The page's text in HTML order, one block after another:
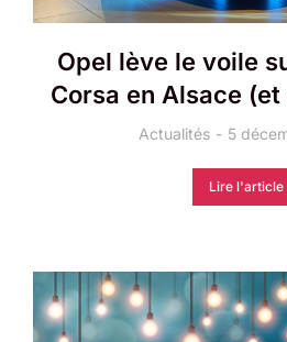
Opel lève le voile
Corsa en Alsace
Actualités 5
Lire l'article